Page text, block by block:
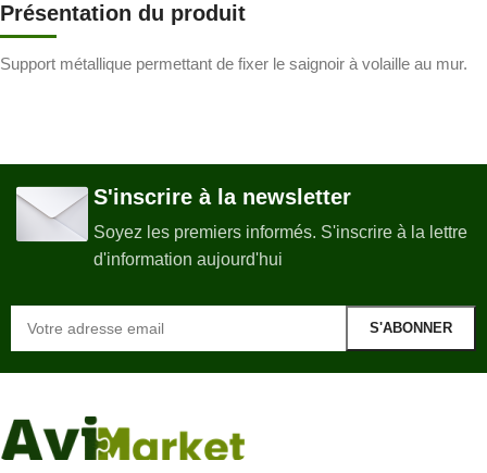
Présentation du produit
Support métallique permettant de fixer le saignoir à volaille au mur.
S'inscrire à la newsletter
Soyez les premiers informés. S'inscrire à la lettre
d'information aujourd'hui